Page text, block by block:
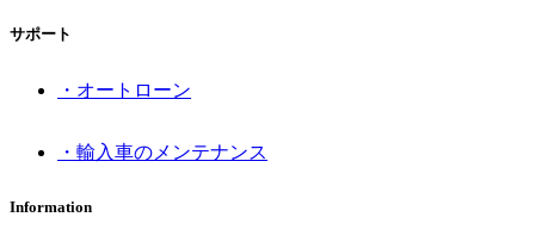
サポート
・オートローン
・輸入車のメンテナンス
Information